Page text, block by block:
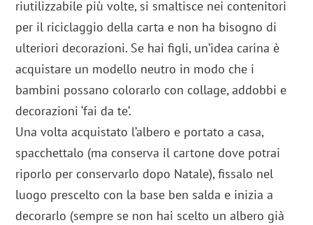
riutilizzabile più volte, si smaltisce nei contenitori
per il riciclaggio della carta e non ha bisogno di
ulteriori decorazioni. Se hai figli, un’idea carina è
acquistare un modello neutro in modo che i
bambini possano colorarlo con collage, addobbi e
decorazioni ‘fai da te’.
Una volta acquistato l’albero e portato a casa,
spacchettalo (ma conserva il cartone dove potrai
riporlo per conservarlo dopo Natale), fissalo nel
luogo prescelto con la base ben salda e inizia a
decorarlo (sempre se non hai scelto un albero già